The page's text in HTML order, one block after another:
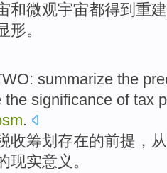
和微观宇宙都得到重建
形。
: summarize the
the significance oftax
.
收筹划 存在的前提 ，
现实意义 。